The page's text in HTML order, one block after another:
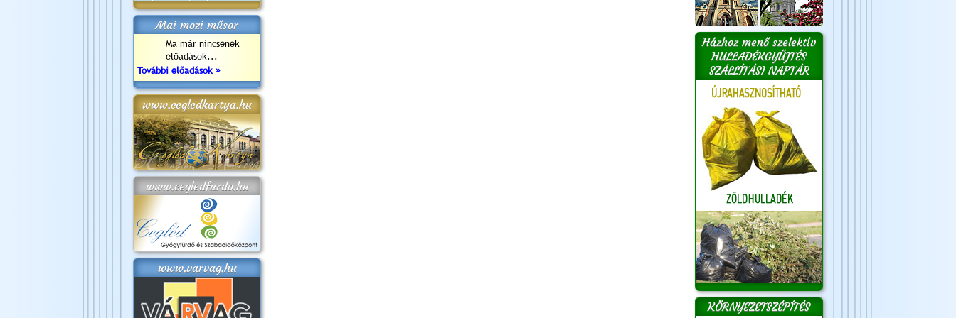
Mai mozi műsor
Ma már nincsenek
előadások...
További előadások »
www.cegledkartya.hu
www.cegledfurdo.hu
www.varvag.hu
Házhoz menő szelektív
HULLADÉKGYŰJTÉS
SZÁLLÍTÁSI NAPTÁR
KÖRNYEZETSZÉPÍTÉS